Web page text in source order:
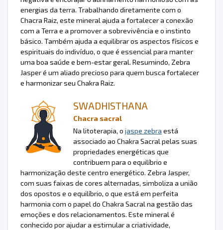
energias da terra. Trabalhando diretamente com o
Chacra Raiz, este mineral ajuda a fortalecer a conexão
com a Terra e a promover a sobrevivência e o instinto
básico. Também ajuda a equilibrar os aspectos físicos e
espirituais do indivíduo, o que é essencial para manter
uma boa saúde e bem-estar geral. Resumindo, Zebra
Jasper é um aliado precioso para quem busca fortalecer
e harmonizar seu Chakra Raiz.
SWADHISTHANA
Chacra sacral
Na litoterapia, o jaspe zebra está
associado ao Chakra Sacral pelas suas
propriedades energéticas que
contribuem para o equilíbrio e
harmonização deste centro energético. Zebra Jasper,
com suas faixas de cores alternadas, simboliza a união
dos opostos e o equilíbrio, o que está em perfeita
harmonia com o papel do Chakra Sacral na gestão das
emoções e dos relacionamentos. Este mineral é
conhecido por ajudar a estimular a criatividade,